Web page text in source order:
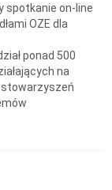
spotkanie on-line
OZE dla
ponad 500
na
stowarzyszeń